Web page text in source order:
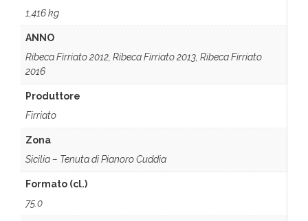
1,416 kg
ANNO
Ribeca Firriato 2012, Ribeca Firriato 2013, Ribeca Firriato
2016
Produttore
Firriato
Zona
Sicilia – Tenuta di Pianoro Cuddia
Formato (cl.)
75.0